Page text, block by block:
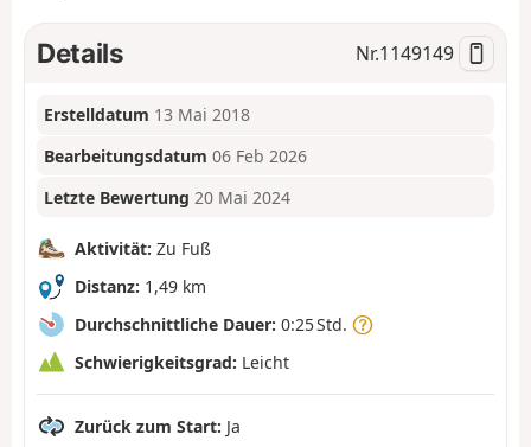
Details Nr.1149149
Erstelldatum 13 Mai 2018
Bearbeitungsdatum 06 Feb 2026
Letzte Bewertung 20 Mai 2024
Aktivität: Zu Fuß
Distanz: 1,49 km
Durchschnittliche Dauer: 0:25 Std.
Schwierigkeitsgrad: Leicht
Zurück zum Start: Ja